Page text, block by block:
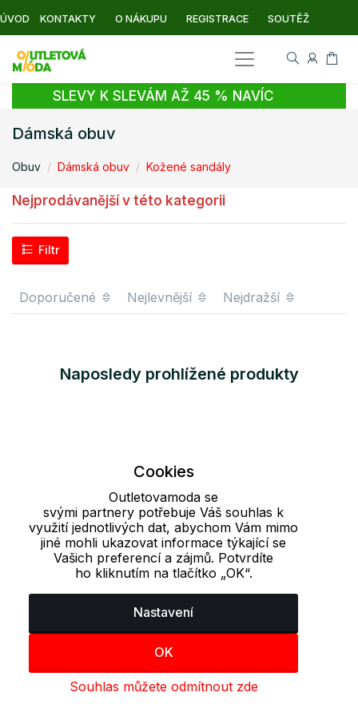
ÚVOD KONTAKTY O NÁKUPU REGISTRACE SOUTĚŽ
SLEVY K SLEVÁM AŽ 45 % NAVÍC
Dámská obuv
Obuv Dámská obuv Kožené sandály
Nejprodávanější v této kategorii
Filtr
Doporučené Nejlevnější Nejdražší
Naposledy prohlížené produkty
Cookies
Outletovamoda se
svými partnery potřebuje Váš souhlas k
využití jednotlivých dat, abychom Vám mimo
jiné mohli ukazovat informace týkající se
Vašich preferencí a zájmů. Potvrdíte
ho kliknutím na tlačítko „OK“.
Nastavení
OK
Souhlas můžete odmítnout zde